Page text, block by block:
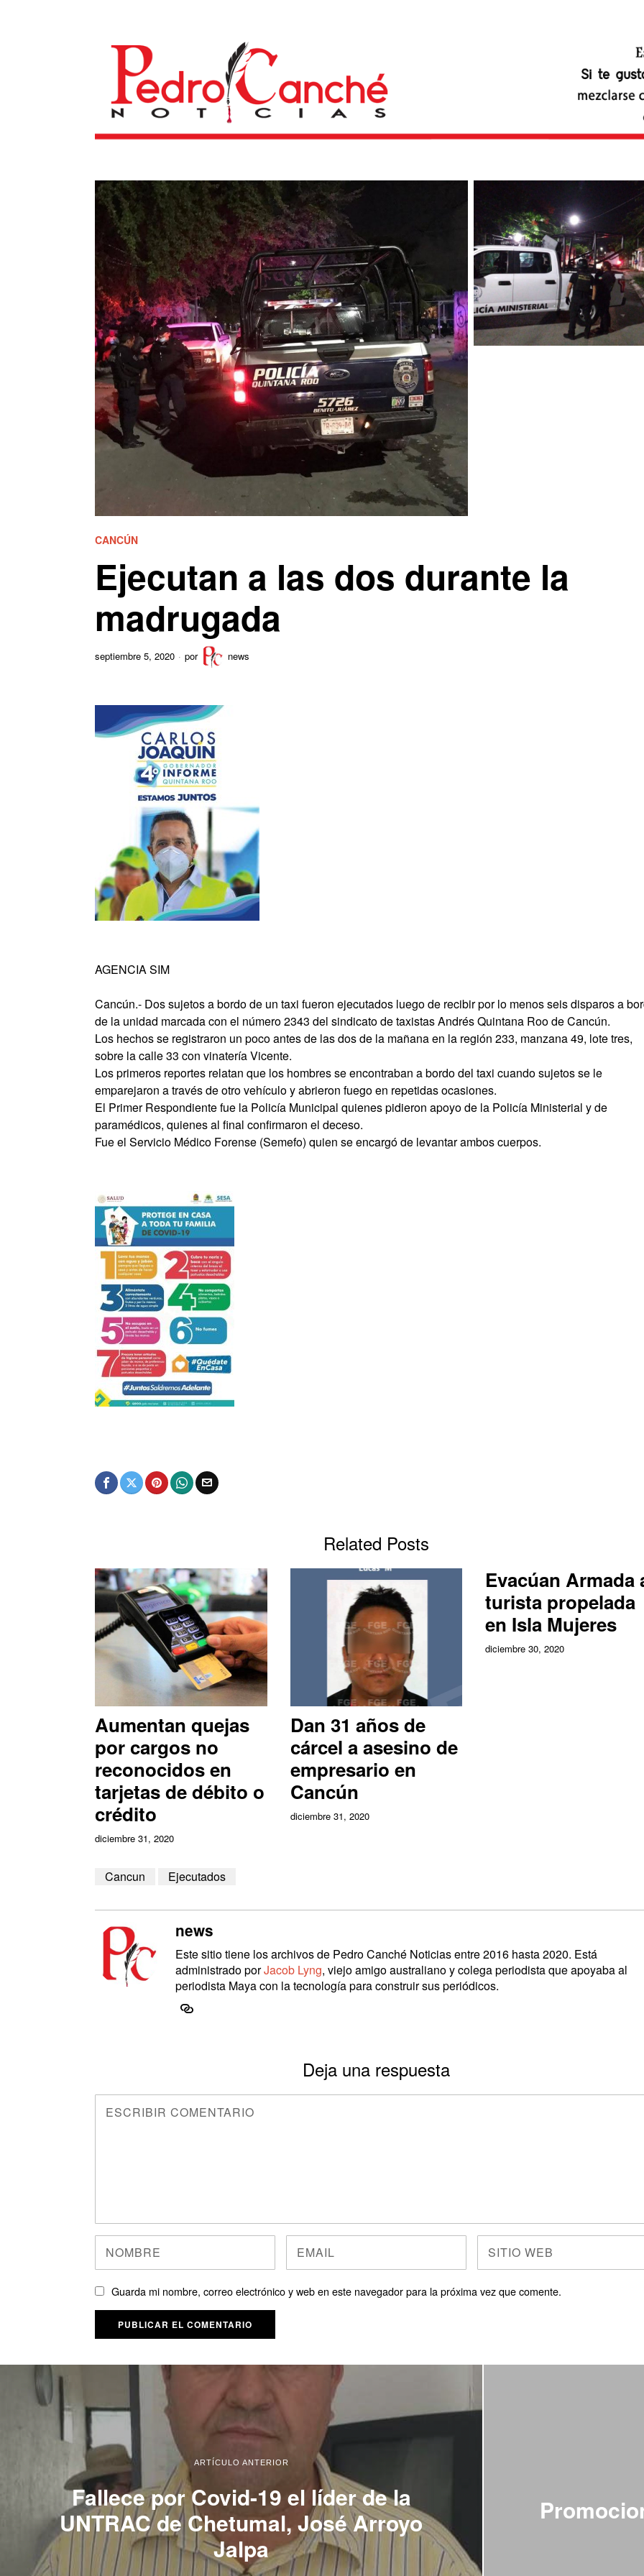
CANCÚN
Ejecutan a las dos durante la
madrugada
septiembre 5, 2020 por news
AGENCIA SIM
Cancún.- Dos sujetos a bordo de un taxi fueron ejecutados luego de recibir por lo menos seis disparos a
de la unidad marcada con el número 2343 del sindicato de taxistas Andrés Quintana Roo de Cancún.
Los hechos se registraron un poco antes de las dos de la mañana en la región 233, manzana 49, lote tres,
sobre la calle 33 con vinatería Vicente.
Los primeros reportes relatan que los hombres se encontraban a bordo del taxi cuando sujetos se le
emparejaron a través de otro vehículo y abrieron fuego en repetidas ocasiones.
El Primer Respondiente fue la Policía Municipal quienes pidieron apoyo de la Policía Ministerial y de
paramédicos, quienes al final confirmaron el deceso.
Fue el Servicio Médico Forense (Semefo) quien se encargó de levantar ambos cuerpos.
Related Posts
Aumentan quejas
por cargos no
reconocidos en
tarjetas de débito o
crédito
diciembre 31, 2020
Dan 31 años de
cárcel a asesino de
empresario en
Cancún
diciembre 31, 2020
Evacúan Armada
turista propelada
en Isla Mujeres
diciembre 30, 2020
Cancun Ejecutados
news
Este sitio tiene los archivos de Pedro Canché Noticias entre 2016 hasta 2020. Está
administrado porJacob Lyng, viejo amigo australiano y colega periodista que apoyaba al
periodista Maya con la tecnología para construir sus periódicos.
Deja una respuesta
Guarda mi nombre, correo electrónico y web en este navegador para la próxima vez que comente.
ARTÍCULO ANTERIOR
Fallece por Covid-19 el líder de la
UNTRAC de Chetumal, José Arroyo
Jalpa